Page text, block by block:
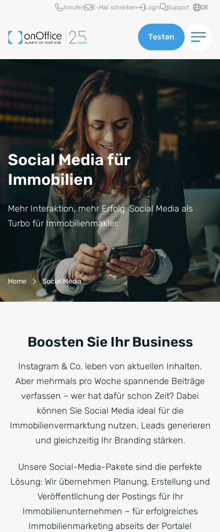
Schnellzugriff
Anrufen E-Mail schreiben Login Support DE
Testen
Social Media für
Immobilien
Mehr Interaktion, mehr Erfolg: Social Media als
Turbo für Immobilienmakler.
Breadcrumb-Navigation
Home Social Media
Boosten Sie Ihr Business
Instagram & Co. leben von aktuellen Inhalten.
Aber mehrmals pro Woche spannende Beiträge
verfassen – wer hat dafür schon Zeit? Dabei
können Sie Social Media ideal für die
Immobilienvermarktung nutzen, Leads generieren
und gleichzeitig Ihr Branding stärken.
Unsere Social-Media-Pakete sind die perfekte
Lösung: Wir übernehmen Planung, Erstellung und
Ver­öffent­lichung der Postings für Ihr
Immobilienunternehmen – für erfolgreiches
Immobilienmarketing abseits der Portale!